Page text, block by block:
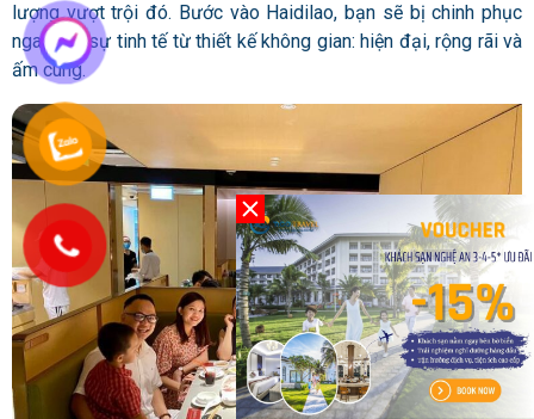
lượng vượt trội đó. Bước vào Haidilao, bạn sẽ bị chinh phục
ngay bởi sự tinh tế từ thiết kế không gian: hiện đại, rộng rãi và
ấm cúng.